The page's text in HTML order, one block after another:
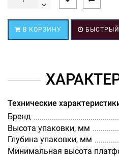
В КОРЗИНУ
Технические
Бренд
Высота упаковки, мм
Глубина упаковки, мм
Минимальная высота